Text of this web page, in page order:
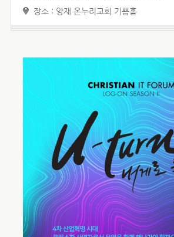
장소 : 양재 온누리교회 기쁨홀